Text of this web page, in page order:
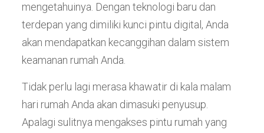
mengetahuinya. Dengan teknologi baru dan
terdepan yang dimiliki kunci pintu digital, Anda
akan mendapatkan kecanggihan dalam sistem
keamanan rumah Anda.
Tidak perlu lagi merasa khawatir di kala malam
hari rumah Anda akan dimasuki penyusup.
Apalagi sulitnya mengakses pintu rumah yang